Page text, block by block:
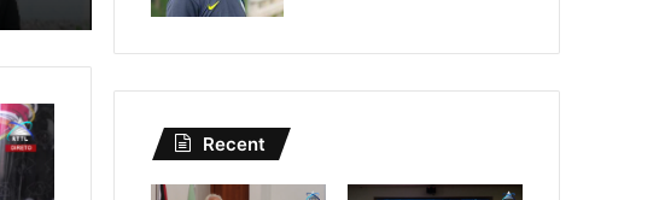
Recent